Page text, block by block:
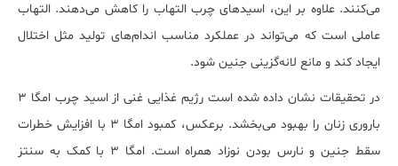
می‌کنند. علاوه بر این، اسید‌های چرب التهاب را کاهش می‎‌دهند. التهاب
عاملی است که می‌تواند در عملکرد مناسب اندام‌های تولید مثل اختلال
ایجاد کند و مانع لانه‌گزینی جنین شود.
در تحقیقات نشان داده شده است رژیم غذایی غنی از اسید چرب امگا ۳
باروری زنان را بهبود می‌بخشد. برعکس، کمبود امگا ۳ با افزایش خطرات
سقط جنین و نارس بودن نوزاد همراه است. امگا ۳ با کمک به سنتز